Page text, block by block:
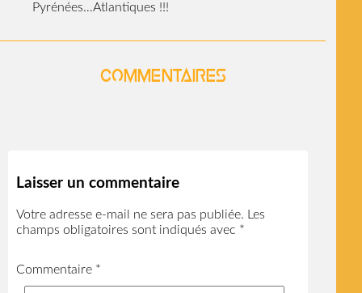
Pyrénées…Atlantiques !!!
Commentaires
Laisser un commentaire
Votre adresse e-mail ne sera pas publiée. Les
champs obligatoires sont indiqués avec *
Commentaire *